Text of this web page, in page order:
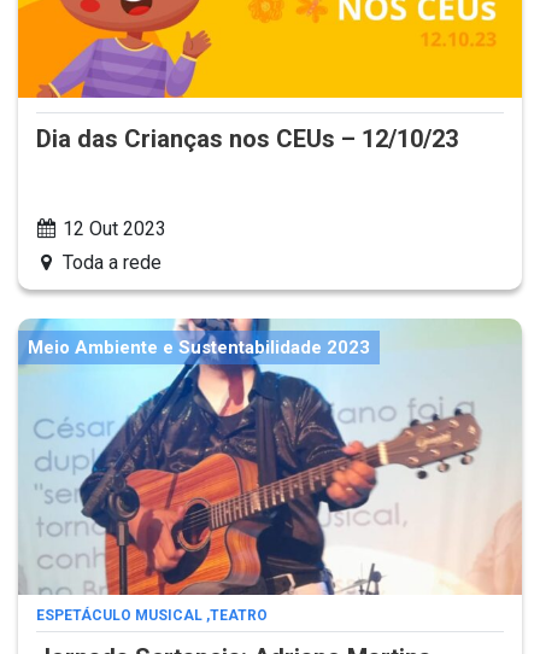
Dia das Crianças nos CEUs – 12/10/23
12 Out 2023
Toda a rede
Meio Ambiente e Sustentabilidade 2023
ESPETÁCULO MUSICAL ,TEATRO